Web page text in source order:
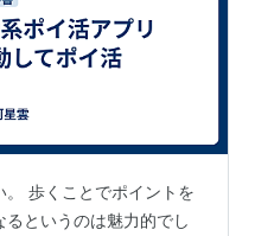
歩くことでポイントを
というのは魅力的でし